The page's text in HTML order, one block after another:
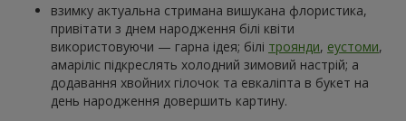
взимку актуальна стримана вишукана флористика,
привітати з днем народження білі квіти
використовуючи — гарна ідея; білі троянди, еустоми,
амаріліс підкреслять холодний зимовий настрій; а
додавання хвойних гілочок та евкаліпта в букет на
день народження довершить картину.